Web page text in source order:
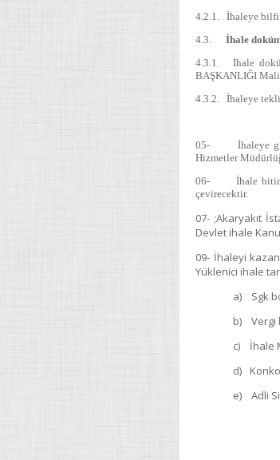
4.2.1. İhaleye
4.3. İhale
4.3.1. İhale
BAŞKANLIĞI Mali
4.3.2. İhaleye teklif
05- İhaleye
Hizmetler
06- İhale
çevirecektir.
07- ;Akaryakıt
Devlet ihale
09- İhaleyi
Yüklenici ihale
a)
Sgk
b)
Vergi
c)
İhale
d)
e)
Adli